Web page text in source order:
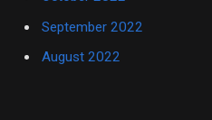
September 2022
August 2022